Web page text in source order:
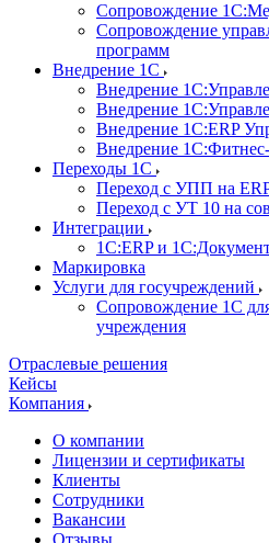
Сопровождение
Сопровождение
программ
Внедрение 1С
Внедрение
Внедрение
Внедрение 1С:ERP
Внедрение
Переходы 1С
Переход с УПП на
Переход с УТ 10 на
Интеграции
1С:ERP и
Маркировка
Услуги для госучреждений
Сопровождение 1С
учреждения
Отраслевые решения
Кейсы
Компания
О компании
Лицензии и сертификаты
Клиенты
Сотрудники
Вакансии
Отзывы